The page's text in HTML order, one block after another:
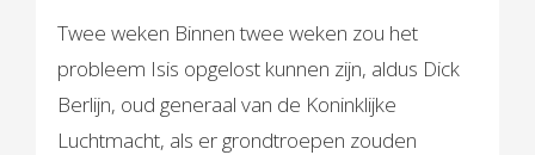
Twee weken Binnen twee weken zou het
probleem Isis opgelost kunnen zijn, aldus Dick
Berlijn, oud generaal van de Koninklijke
Luchtmacht, als er grondtroepen zouden